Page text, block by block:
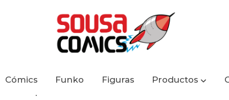
Cómics Funko Figuras Productos